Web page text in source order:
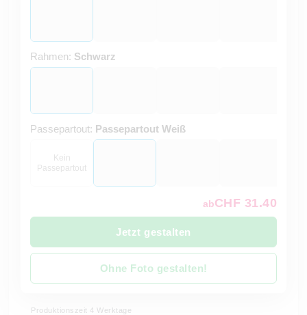
Rahmen: Schwarz
Passepartout: Passepartout Weiß
Kein
Passepartout
abCHF 31.40
Jetzt gestalten
Ohne Foto gestalten!
Produktionszeit 4 Werktage